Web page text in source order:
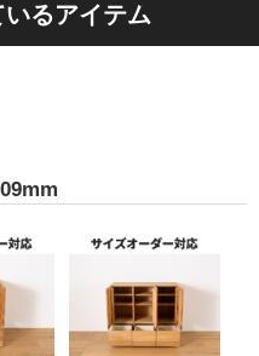
るアイテム